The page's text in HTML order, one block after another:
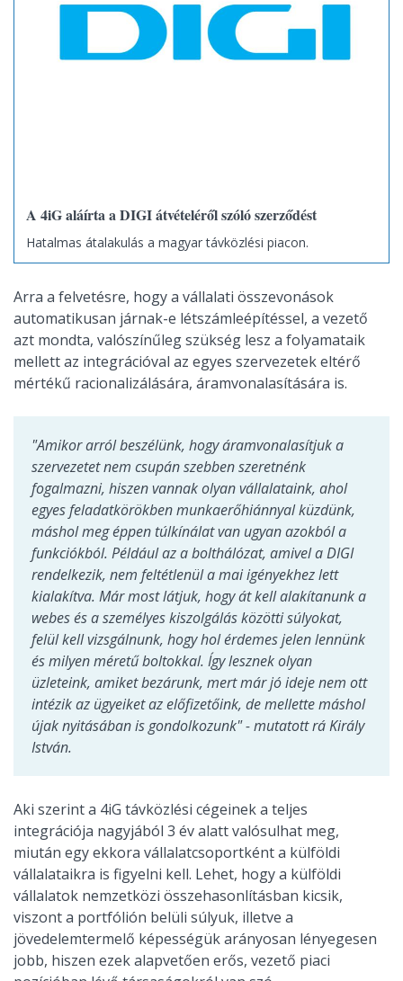
A 4iG aláírta a DIGI átvételéről szóló szerződést
Hatalmas átalakulás a magyar távközlési piacon.
Arra a felvetésre, hogy a vállalati összevonások
automatikusan járnak-e létszámleépítéssel, a vezető
azt mondta, valószínűleg szükség lesz a folyamataik
mellett az integrációval az egyes szervezetek eltérő
mértékű racionalizálására, áramvonalasítására is.
"Amikor arról beszélünk, hogy áramvonalasítjuk a
szervezetet nem csupán szebben szeretnénk
fogalmazni, hiszen vannak olyan vállalataink, ahol
egyes feladatkörökben munkaerőhiánnyal küzdünk,
máshol meg éppen túlkínálat van ugyan azokból a
funkciókból. Például az a bolthálózat, amivel a DIGI
rendelkezik, nem feltétlenül a mai igényekhez lett
kialakítva. Már most látjuk, hogy át kell alakítanunk a
webes és a személyes kiszolgálás közötti súlyokat,
felül kell vizsgálnunk, hogy hol érdemes jelen lennünk
és milyen méretű boltokkal. Így lesznek olyan
üzleteink, amiket bezárunk, mert már jó ideje nem ott
intézik az ügyeiket az előfizetőink, de mellette máshol
újak nyitásában is gondolkozunk" - mutatott rá Király
István.
Aki szerint a 4iG távközlési cégeinek a teljes
integrációja nagyjából 3 év alatt valósulhat meg,
miután egy ekkora vállalatcsoportként a külföldi
vállalataikra is figyelni kell. Lehet, hogy a külföldi
vállalatok nemzetközi összehasonlításban kicsik,
viszont a portfólión belüli súlyuk, illetve a
jövedelemtermelő képességük arányosan lényegesen
jobb, hiszen ezek alapvetően erős, vezető piaci